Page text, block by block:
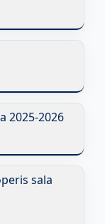
2025-2026
sala